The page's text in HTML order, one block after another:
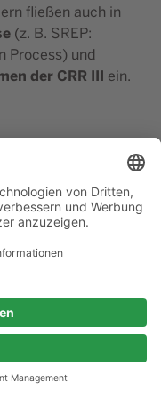
fließen auch in
(z. B. SREP:
Process) und
der CRR III ein.
Risikoleitlinien
gestaltet
the CSRD and